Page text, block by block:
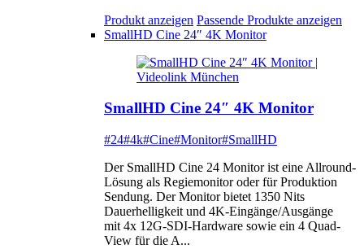
Produkt anzeigen Passende Produkte anzeigen
SmallHD Cine 24″ 4K Monitor
SmallHD Cine 24″ 4K Monitor
#24#4k#Cine#Monitor#SmallHD
Der SmallHD Cine 24 Monitor ist eine Allround-
Lösung als Regiemonitor oder für Produktion
Sendung. Der Monitor bietet 1350 Nits
Dauerhelligkeit und 4K-Eingänge/Ausgänge
mit 4x 12G-SDI-Hardware sowie ein 4 Quad-
View für die A...